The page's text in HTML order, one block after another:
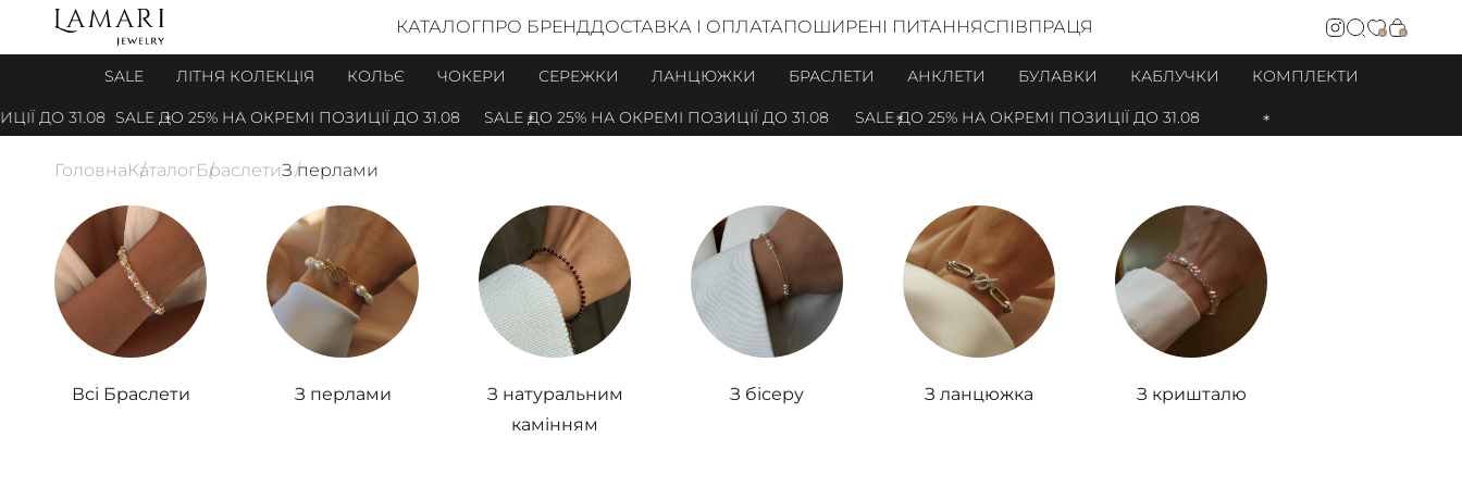
КАТАЛОГПРО БРЕНДДОСТАВКА І ОПЛАТАПОШИРЕНІ ПИТАННЯСПІВПРАЦЯ 0 0
SALE ЛІТНЯ КОЛЕКЦІЯ КОЛЬЄ ЧОКЕРИ СЕРЕЖКИ ЛАНЦЮЖКИ БРАСЛЕТИ АНКЛЕТИ БУЛАВКИ КАБЛУЧКИ КОМПЛЕКТИ
SALE ДО 25% НА ОКРЕМІ ПОЗИЦІЇ ДО 31.08 SALE ДО 25% НА ОКРЕМІ ПОЗИЦІЇ ДО 31.08 SALE ДО 25% НА ОКРЕМІ ПОЗИЦІЇ ДО 31.08
ГоловнаКаталогБраслетиЗ перлами
Всі Браслети З перлами
З натуральним
камінням
З бісеру З ланцюжка З кришталю